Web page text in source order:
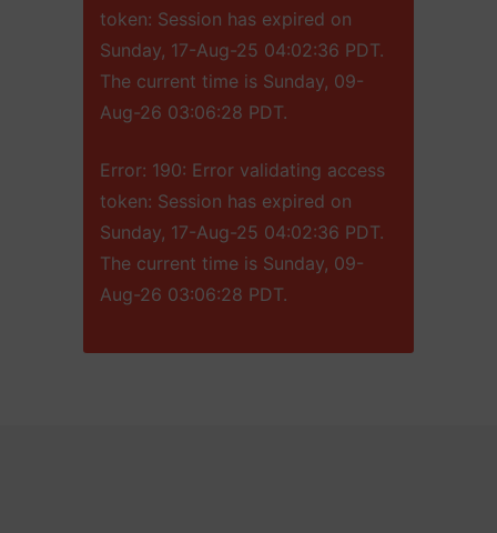
token: Session has expired on
Sunday, 17-Aug-25 04:02:36 PDT.
The current time is Sunday, 09-
Aug-26 03:06:28 PDT.
Error: 190: Error validating access
token: Session has expired on
Sunday, 17-Aug-25 04:02:36 PDT.
The current time is Sunday, 09-
Aug-26 03:06:28 PDT.